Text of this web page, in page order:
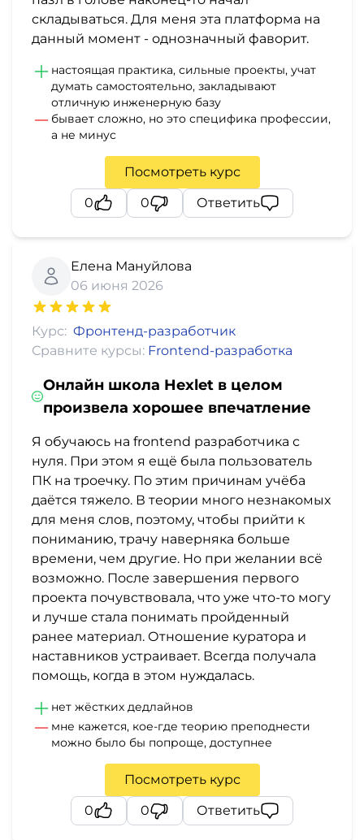
складываться. Для меня эта платформа на
данный момент - однозначный фаворит.
настоящая практика, сильные проекты, учат
думать самостоятельно, закладывают
отличную инженерную базу
бывает сложно, но это специфика профессии,
а не минус
Посмотреть курс
0
0 Ответить
Елена Мануйлова
06 июня 2026
Курс: Фронтенд-разработчик
Сравните курсы: Frontend-разработка
Онлайн школа Hexlet в целом
произвела хорошее впечатление
Я обучаюсь на frontend разработчика с
нуля. При этом я ещё была пользователь
ПК на троечку. По этим причинам учёба
даётся тяжело. В теории много незнакомых
для меня слов, поэтому, чтобы прийти к
пониманию, трачу наверняка больше
времени, чем другие. Но при желании всё
возможно. После завершения первого
проекта почувствовала, что уже что-то могу
и лучше стала понимать пройденный
ранее материал. Отношение куратора и
наставников устраивает. Всегда получала
помощь, когда в этом нуждалась.
нет жёстких дедлайнов
мне кажется, кое-где теорию преподнести
можно было бы попроще, доступнее
Посмотреть курс
0
0 Ответить